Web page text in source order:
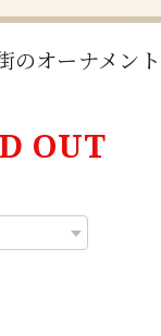
のオーナメン
OUT